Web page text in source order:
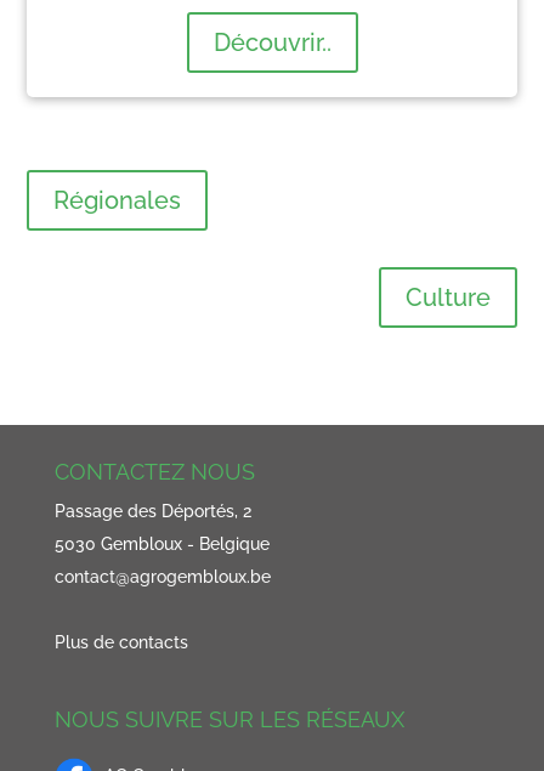
Découvrir..
Régionales
Culture
CONTACTEZ NOUS
Passage des Déportés, 2
5030 Gembloux - Belgique
contact@agrogembloux.be
Plus de contacts
NOUS SUIVRE SUR LES RÉSEAUX